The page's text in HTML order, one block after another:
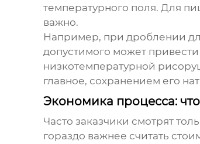
температурного поля. Для
важно.
Например, при дроблении
допустимого может
низкотемпературной
главное, сохранением его
Экономика процесса:
Часто заказчики смотрят
гораздо важнее считать